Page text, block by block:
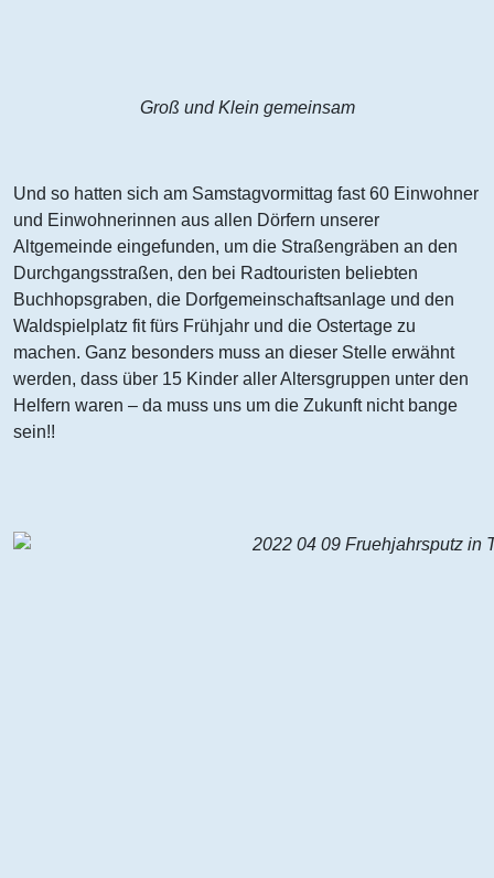
Groß und Klein gemeinsam
Und so hatten sich am Samstagvormittag fast 60 Einwohner
und Einwohnerinnen aus allen Dörfern unserer
Altgemeinde eingefunden, um die Straßengräben an den
Durchgangsstraßen, den bei Radtouristen beliebten
Buchhopsgraben, die Dorfgemeinschaftsanlage und den
Waldspielplatz fit fürs Frühjahr und die Ostertage zu
machen. Ganz besonders muss an dieser Stelle erwähnt
werden, dass über 15 Kinder aller Altersgruppen unter den
Helfern waren – da muss uns um die Zukunft nicht bange
sein!!